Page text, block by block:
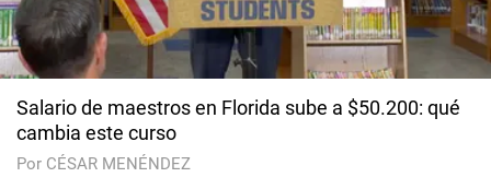
Salario de maestros en Florida sube a $50.200: qué
cambia este curso
Por CÉSAR MENÉNDEZ